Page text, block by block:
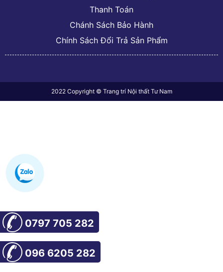
Thanh Toán
Chánh Sách Bảo Hành
Chính Sách Đổi Trả Sản Phẩm
2022 Copyright © Trang trí Nội thất Tư Nam
096 6205 282
0797 705 282